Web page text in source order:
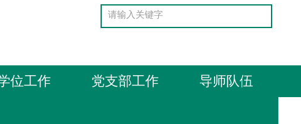
位工作 党支部工作 导师队伍